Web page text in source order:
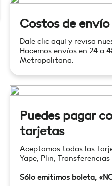
Costos de envío
Dale clic aquí y revisa
Hacemos envíos en 24 a
Metropolitana.
Puedes pagar
tarjetas
Aceptamos todas las
Yape, Plin,
Sólo emitimos boleta,